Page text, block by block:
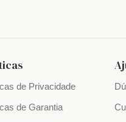
de Privacidade
de Garantia